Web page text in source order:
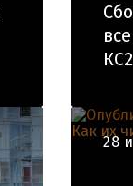
КС2
28